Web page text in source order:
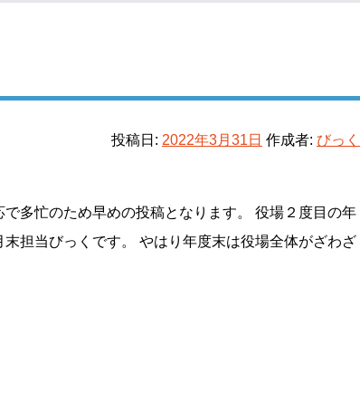
投稿日: 2022年3月31日 作成者: びっく
多忙のため早めの投稿となります。 役場２度目の年
担当びっくです。 やはり年度末は役場全体がざわざ